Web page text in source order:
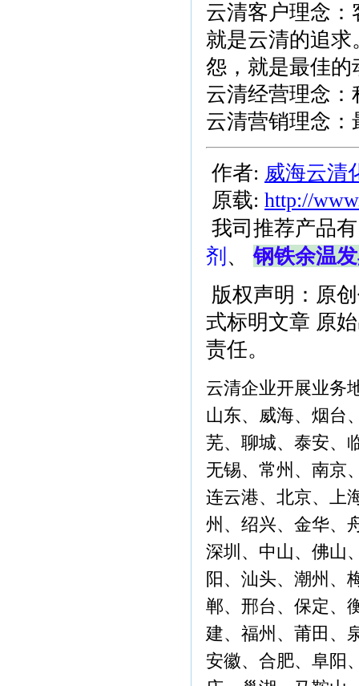
云清客户理念
就是云清的追
怨，就是最佳的
云清经营理念
云清营销理念
作者: 威海云清
原载: http://
我司推荐产品
剂 、钢铁余温
版权声明：原
式标明文章 原
责任。
云清企业开展业务
山东、威海、烟台
芜、聊城、泰安、
无锡、常州、南京
连云港、北京、上
州、绍兴、金华、
深圳、中山、佛山
阳、汕头、潮州、
郸、邢台、保定、
建、福州、莆田、
安徽、合肥、阜阳